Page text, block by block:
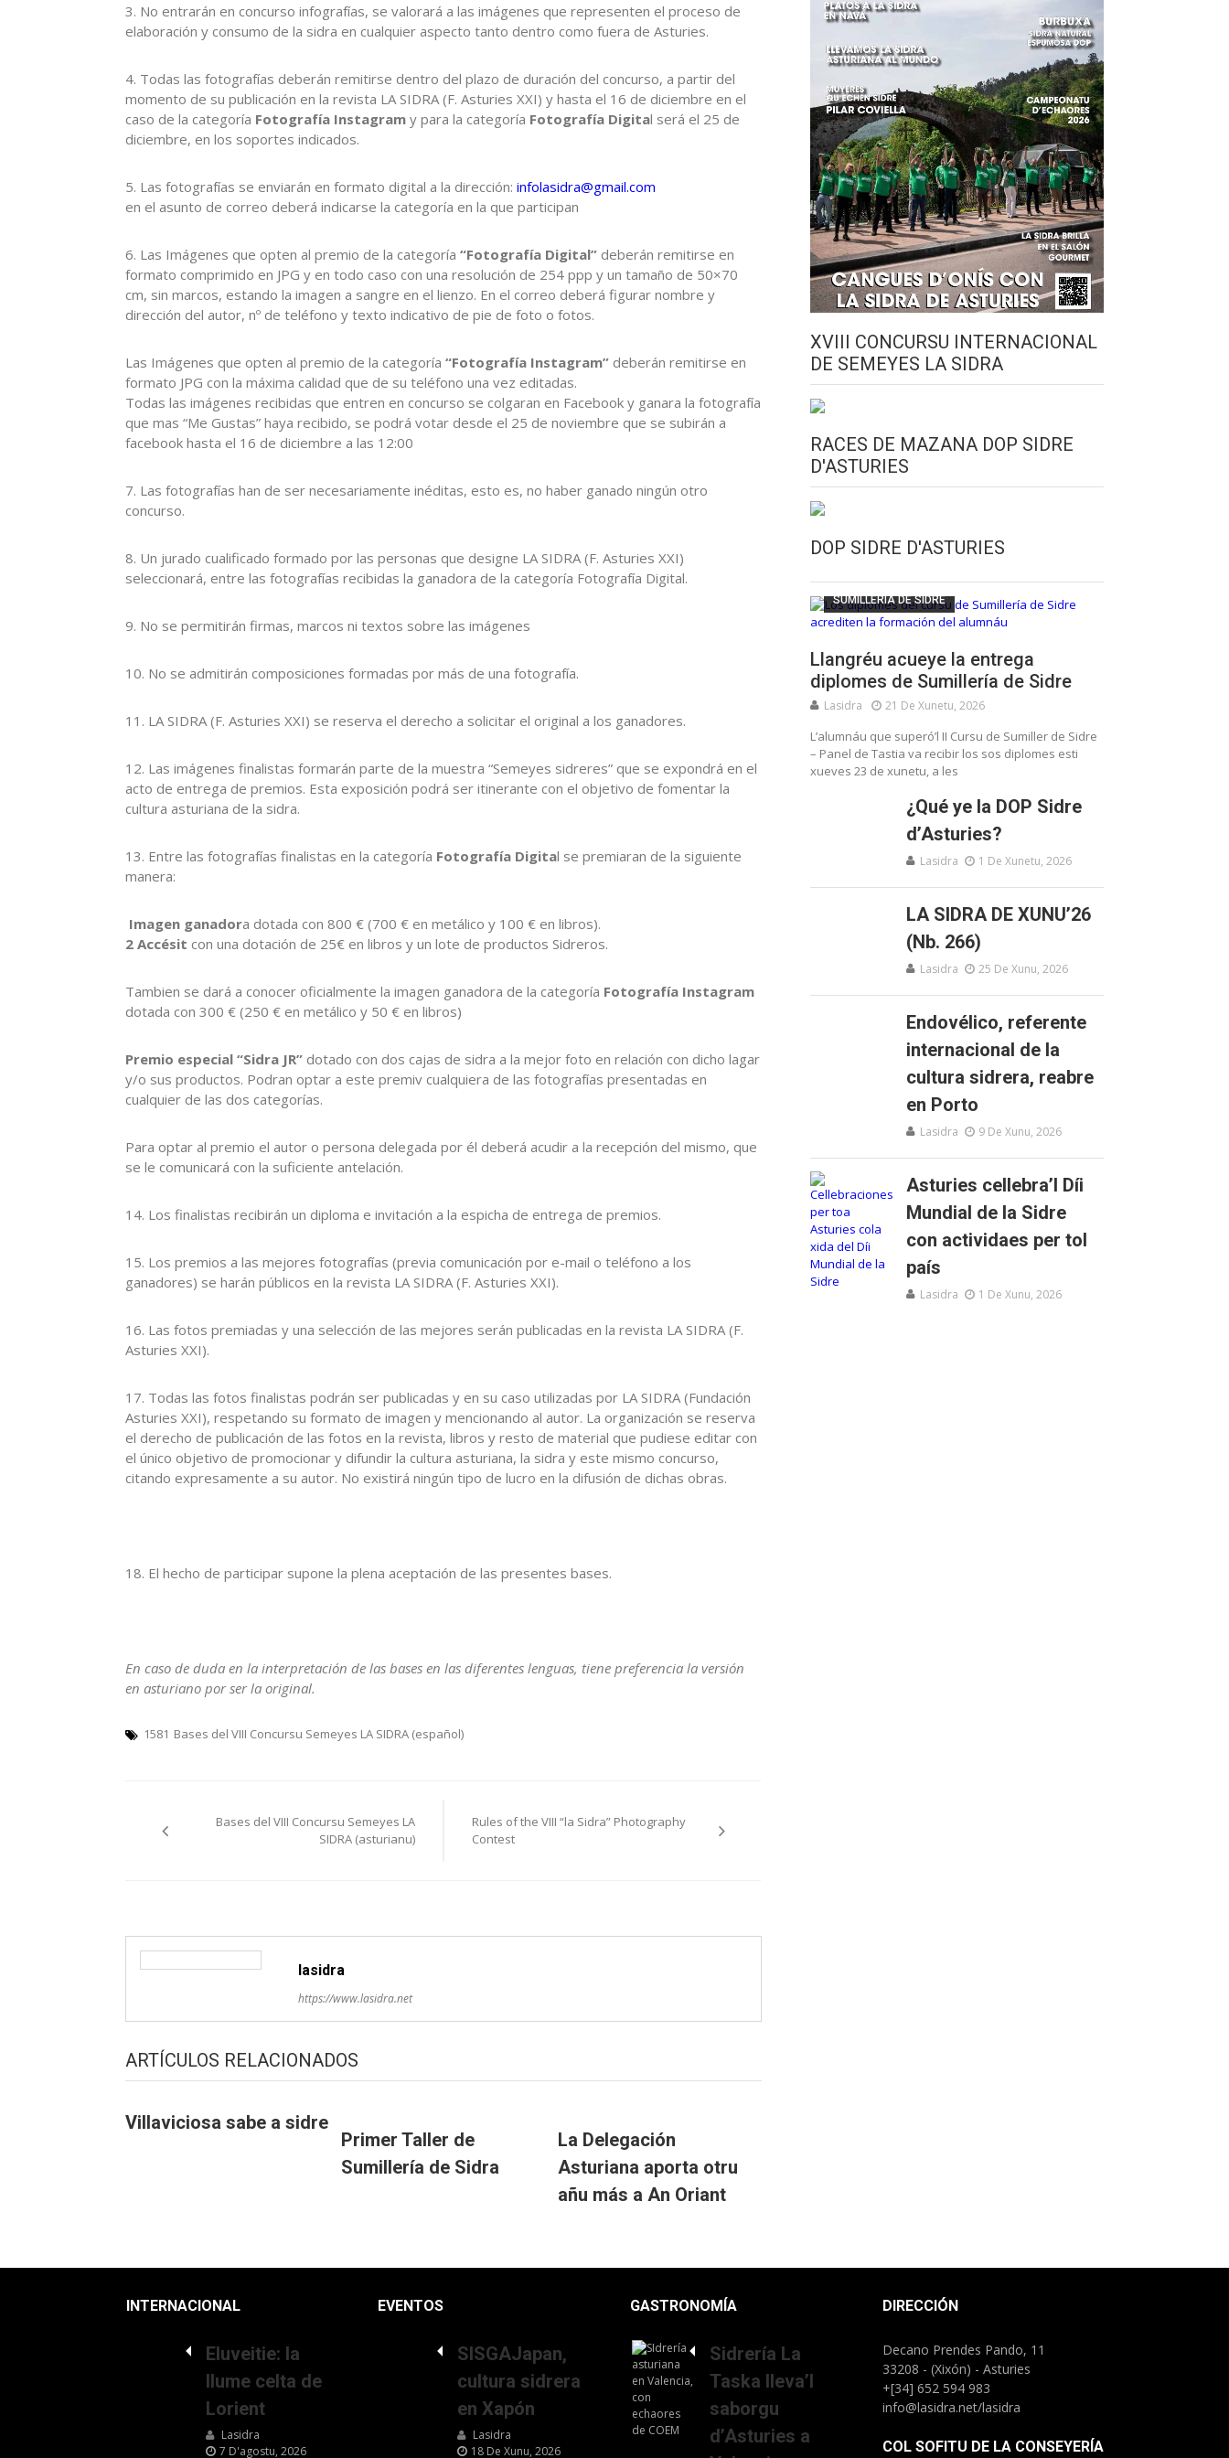
3. No entrarán en concurso infografías, se valorará a las imágenes que representen el proceso de
elaboración y consumo de la sidra en cualquier aspecto tanto dentro como fuera de Asturies.
4. Todas las fotografías deberán remitirse dentro del plazo de duración del concurso, a partir del
momento de su publicación en la revista LA SIDRA (F. Asturies XXI) y hasta el 16 de diciembre en el
caso de la categoría Fotografía Instagram y para la categoría Fotografía Digital será el 25 de
diciembre, en los soportes indicados.
5. Las fotografías se enviarán en formato digital a la dirección: infolasidra@gmail.com
en el asunto de correo deberá indicarse la categoría en la que participan
6. Las Imágenes que opten al premio de la categoría “Fotografía Digital” deberán remitirse en
formato comprimido en JPG y en todo caso con una resolución de 254 ppp y un tamaño de 50×70
cm, sin marcos, estando la imagen a sangre en el lienzo. En el correo deberá figurar nombre y
dirección del autor, nº de teléfono y texto indicativo de pie de foto o fotos.
Las Imágenes que opten al premio de la categoría “Fotografía Instagram” deberán remitirse en
formato JPG con la máxima calidad que de su teléfono una vez editadas.
Todas las imágenes recibidas que entren en concurso se colgaran en Facebook y ganara la fotografía
que mas “Me Gustas” haya recibido, se podrá votar desde el 25 de noviembre que se subirán a
facebook hasta el 16 de diciembre a las 12:00
7. Las fotografías han de ser necesariamente inéditas, esto es, no haber ganado ningún otro
concurso.
8. Un jurado cualificado formado por las personas que designe LA SIDRA (F. Asturies XXI)
seleccionará, entre las fotografías recibidas la ganadora de la categoría Fotografía Digital.
9. No se permitirán firmas, marcos ni textos sobre las imágenes
10. No se admitirán composiciones formadas por más de una fotografía.
11. LA SIDRA (F. Asturies XXI) se reserva el derecho a solicitar el original a los ganadores.
12. Las imágenes finalistas formarán parte de la muestra “Semeyes sidreres” que se expondrá en el
acto de entrega de premios. Esta exposición podrá ser itinerante con el objetivo de fomentar la
cultura asturiana de la sidra.
13. Entre las fotografías finalistas en la categoría Fotografía Digital se premiaran de la siguiente
manera:
Imagen ganadora dotada con 800 € (700 € en metálico y 100 € en libros).
2 Accésit con una dotación de 25€ en libros y un lote de productos Sidreros.
Tambien se dará a conocer oficialmente la imagen ganadora de la categoría Fotografía Instagram
dotada con 300 € (250 € en metálico y 50 € en libros)
Premio especial “Sidra JR” dotado con dos cajas de sidra a la mejor foto en relación con dicho lagar
y/o sus productos. Podran optar a este premiv cualquiera de las fotografías presentadas en
cualquier de las dos categorías.
Para optar al premio el autor o persona delegada por él deberá acudir a la recepción del mismo, que
se le comunicará con la suficiente antelación.
14. Los finalistas recibirán un diploma e invitación a la espicha de entrega de premios.
15. Los premios a las mejores fotografías (previa comunicación por e-mail o teléfono a los
ganadores) se harán públicos en la revista LA SIDRA (F. Asturies XXI).
16. Las fotos premiadas y una selección de las mejores serán publicadas en la revista LA SIDRA (F.
Asturies XXI).
17. Todas las fotos finalistas podrán ser publicadas y en su caso utilizadas por LA SIDRA (Fundación
Asturies XXI), respetando su formato de imagen y mencionando al autor. La organización se reserva
el derecho de publicación de las fotos en la revista, libros y resto de material que pudiese editar con
el único objetivo de promocionar y difundir la cultura asturiana, la sidra y este mismo concurso,
citando expresamente a su autor. No existirá ningún tipo de lucro en la difusión de dichas obras.
18. El hecho de participar supone la plena aceptación de las presentes bases.
En caso de duda en la interpretación de las bases en las diferentes lenguas, tiene preferencia la versión
en asturiano por ser la original.
1581 Bases del VIII Concursu Semeyes LA SIDRA (español)
pelos
Bases del VIII Concursu Semeyes LA
SIDRA (asturianu)
Rules of the VIII “la Sidra” Photography
Contest
lasidra
https://www.lasidra.net
ARTÍCULOS RELACIONADOS
Villaviciosa sabe a sidre
Primer Taller de
Sumillería de Sidra
La Delegación
Asturiana aporta otru
añu más a An Oriant
XVIII CONCURSU INTERNACIONAL
DE SEMEYES LA SIDRA
RACES DE MAZANA DOP SIDRE
D'ASTURIES
DOP SIDRE D'ASTURIES
ESCUELA DE SUMILLERÍA DE LA SIDRE
SUMILLERÍA DE SIDRE
Llangréu acueye la entrega
diplomes de Sumillería de Sidre
Lasidra 21 De Xunetu, 2026
L’alumnáu que superó’l II Cursu de Sumiller de Sidre
– Panel de Tastia va recibir los sos diplomes esti
xueves 23 de xunetu, a les
¿Qué ye la DOP Sidre
d’Asturies?
Lasidra 1 De Xunetu, 2026
LA SIDRA DE XUNU’26
(Nb. 266)
Lasidra 25 De Xunu, 2026
Endovélico, referente
internacional de la
cultura sidrera, reabre
en Porto
Lasidra 9 De Xunu, 2026
Asturies cellebra’l Díi
Mundial de la Sidre
con actividaes per tol
país
Lasidra 1 De Xunu, 2026
INTERNACIONAL
Eluveitie: la
llume celta de
Lorient
Lasidra
7 D'agostu, 2026
EVENTOS
SISGAJapan,
cultura sidrera
en Xapón
Lasidra
18 De Xunu, 2026
GASTRONOMÍA
Sidrería La
Taska lleva’l
saborgu
d’Asturies a
DIRECCIÓN
Decano Prendes Pando, 11
33208 - (Xixón) - Asturies
+[34] 652 594 983
info@lasidra.net/lasidra
COL SOFITU DE LA CONSEYERÍA